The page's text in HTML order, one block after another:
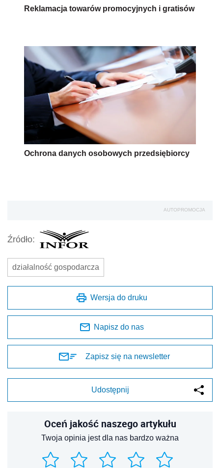
Reklamacja towarów promocyjnych i gratisów
Ochrona danych osobowych przedsiębiorcy
AUTOPROMOCJA
Źródło:
działalność gospodarcza
Wersja do druku
Napisz do nas
Zapisz się na newsletter
Udostępnij
Oceń jakość naszego artykułu
Twoja opinia jest dla nas bardzo ważna